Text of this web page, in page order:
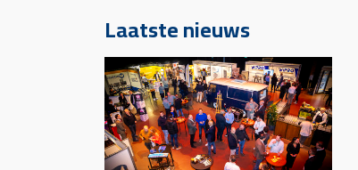
Laatste nieuws